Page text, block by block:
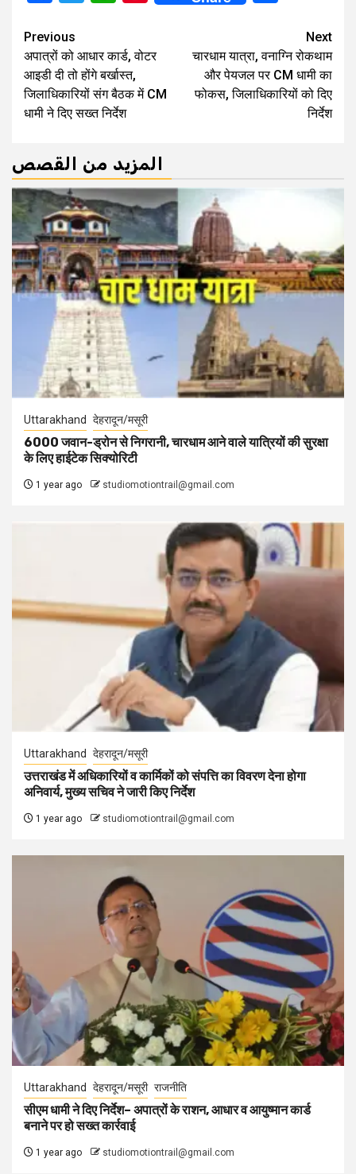
Continue
Reading
Previous
अपात्रों को आधार कार्ड, वोटर
आइडी दी तो होंगे बर्खास्त,
जिलाधिकारियों संग बैठक में CM
धामी ने दिए सख्त निर्देश
Next
चारधाम यात्रा, वनाग्नि रोकथाम
और पेयजल पर CM धामी का
फोकस, जिलाधिकारियों को दिए
निर्देश
المزيد من القصص
Uttarakhand देहरादून/मसूरी
6000 जवान-ड्रोन से निगरानी, चारधाम आने वाले यात्रियों की सुरक्षा
के लिए हाईटेक सिक्योरिटी
1 year ago studiomotiontrail@gmail.com
Uttarakhand देहरादून/मसूरी
उत्तराखंड में अधिकारियों व कार्मिकों को संपत्ति का विवरण देना होगा
अनिवार्य, मुख्य सचिव ने जारी किए निर्देश
1 year ago studiomotiontrail@gmail.com
Uttarakhand देहरादून/मसूरी राजनीति
सीएम धामी ने दिए निर्देश– अपात्रों के राशन, आधार व आयुष्मान कार्ड
बनाने पर हो सख्त कार्रवाई
1 year ago studiomotiontrail@gmail.com